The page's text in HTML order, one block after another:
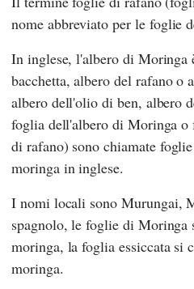
nome abbreviato per le foglie
In inglese, l'albero di Moringa
bacchetta, albero del rafano o
albero dell'olio di ben, albero
foglia dell'albero di Moringa
di rafano) sono chiamate
moringa in inglese.
I nomi locali sono Murungai,
spagnolo, le foglie di Moringa
moringa, la foglia essiccata si
moringa.